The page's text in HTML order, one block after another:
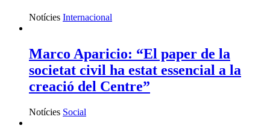
Notícies Internacional
Marco Aparicio: “El paper de la
societat civil ha estat essencial a la
creació del Centre”
Notícies Social